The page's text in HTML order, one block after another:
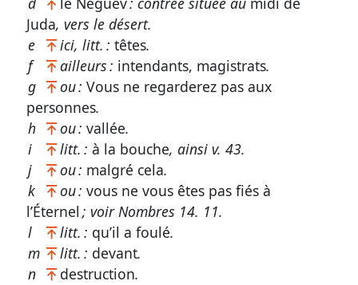
Juda, vers le désert.
e
ici, litt. :têtes.
f
ailleurs : intendants, magistrats.
g
ou :Vous ne regarderez pas aux
personnes.
h
ou :vallée.
i
litt. :à la bouche, ainsiv. 43.
j
ou : malgré cela.
k
ou :vous ne vous êtes pas fiés à
l’Éternel ; voirNombres 14. 11.
l
litt. : qu’il a foulé.
m
litt. : devant.
n
destruction.